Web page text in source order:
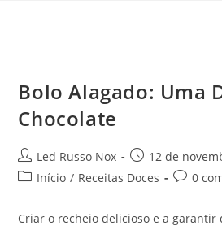
Bolo Alagado: Uma
Chocolate
Led Russo Nox
12 de
Início / Receitas Doces 0
Criar o recheio delicioso e a garantir